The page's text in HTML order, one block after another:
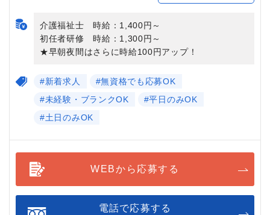
介護福祉士 時給：1,400円～
初任者研修 時給：1,300円～
★早朝夜間はさらに時給100円アップ！
#新着求人
#無資格でも応募OK
#未経験・ブランクOK
#平日のみOK
#土日のみOK
WEBから応募する
電話で応募する